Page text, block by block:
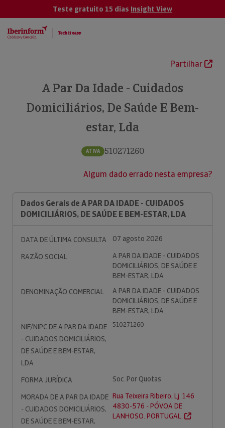
Teste gratuito 15 dias Insight View
Partilhar
A Par Da Idade - Cuidados
Domiciliários, De Saúde E Bem-
estar, Lda
ATIVA 510271260
Algum dado errado nesta empresa?
Dados Gerais de A PAR DA IDADE - CUIDADOS
DOMICILIÁRIOS, DE SAÚDE E BEM-ESTAR, LDA
DATA DE ÚLTIMA CONSULTA
07 agosto 2026
RAZÃO SOCIAL
A PAR DA IDADE - CUIDADOS
DOMICILIÁRIOS, DE SAÚDE E
BEM-ESTAR, LDA
DENOMINAÇÃO COMERCIAL
A PAR DA IDADE - CUIDADOS
DOMICILIÁRIOS, DE SAÚDE E
BEM-ESTAR, LDA
NIF/NIPC DE A PAR DA IDADE
- CUIDADOS DOMICILIÁRIOS,
DE SAÚDE E BEM-ESTAR,
LDA
510271260
FORMA JURÍDICA
Soc. Por Quotas
MORADA DE A PAR DA IDADE
- CUIDADOS DOMICILIÁRIOS,
DE SAÚDE E BEM-ESTAR,
Rua Teixeira Ribeiro, Lj. 146
4830-576 - PÓVOA DE
LANHOSO. PORTUGAL.